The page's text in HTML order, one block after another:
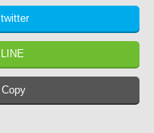
twitter
LINE
Copy